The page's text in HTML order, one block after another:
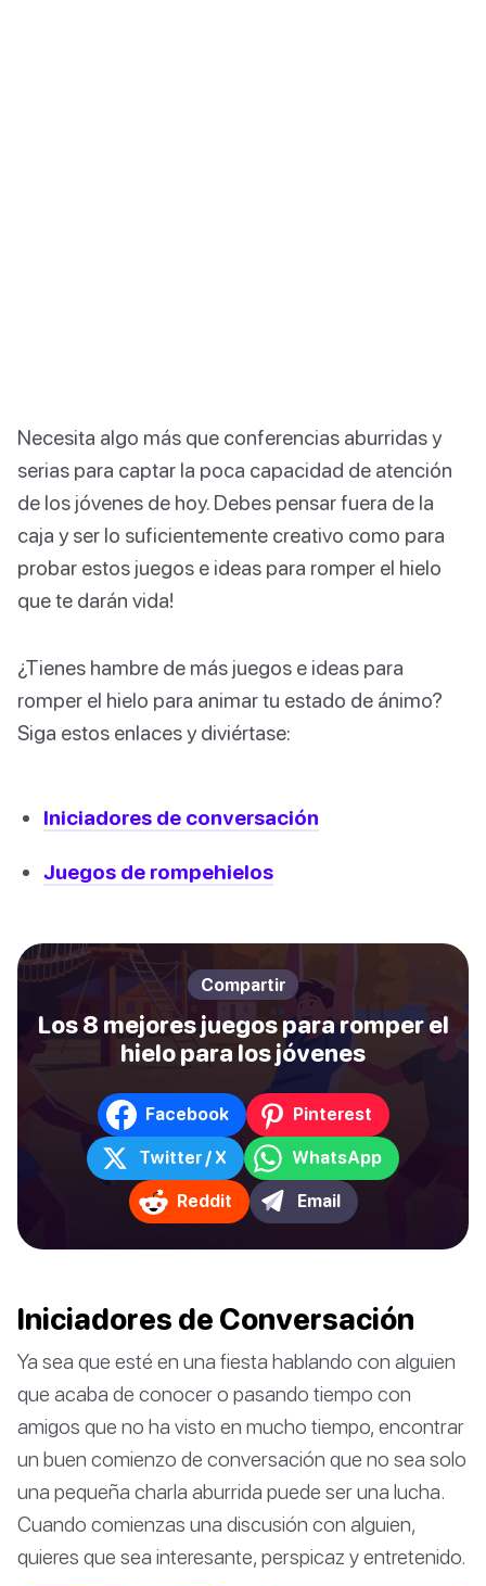
Necesita algo más que conferencias aburridas y
serias para captar la poca capacidad de atención
de los jóvenes de hoy. Debes pensar fuera de la
caja y ser lo suficientemente creativo como para
probar estos juegos e ideas para romper el hielo
que te darán vida!
¿Tienes hambre de más juegos e ideas para
romper el hielo para animar tu estado de ánimo?
Siga estos enlaces y diviértase:
Iniciadores de conversación
Juegos de rompehielos
Compartir
Los 8 mejores juegos para romper el
hielo para los jóvenes
Facebook Pinterest
Twitter / X WhatsApp
Reddit Email
Iniciadores de Conversación
Ya sea que esté en una fiesta hablando con alguien
que acaba de conocer o pasando tiempo con
amigos que no ha visto en mucho tiempo, encontrar
un buen comienzo de conversación que no sea solo
una pequeña charla aburrida puede ser una lucha.
Cuando comienzas una discusión con alguien,
quieres que sea interesante, perspicaz y entretenido.